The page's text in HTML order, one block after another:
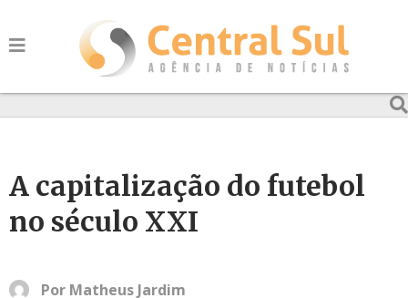
A capitalização do futebol
no século XXI
Por Matheus Jardim